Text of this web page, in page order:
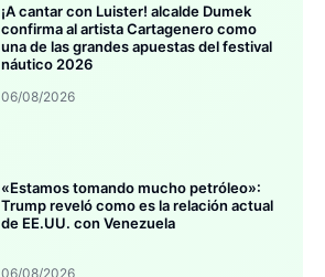
¡A cantar con Luister! alcalde Dumek
confirma al artista Cartagenero como
una de las grandes apuestas del festival
náutico 2026
06/08/2026
«Estamos tomando mucho petróleo»:
Trump reveló como es la relación actual
de EE.UU. con Venezuela
06/08/2026